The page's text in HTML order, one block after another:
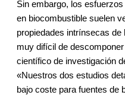
Sin embargo, los
en biocombustible suelen
propiedades intrínsecas
muy difícil de
científico de investigación
«Nuestros dos estudios
bajo coste para fuentes de